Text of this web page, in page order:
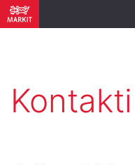
Kontakti